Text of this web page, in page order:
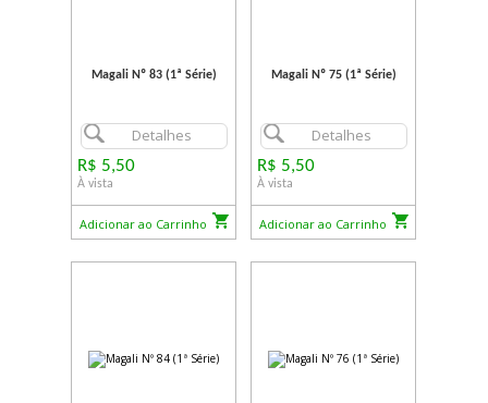
Magali Nº 83 (1ª Série)
Detalhes
R$ 5,50
À vista
Adicionar ao Carrinho
Magali Nº 75 (1ª Série)
Detalhes
R$ 5,50
À vista
Adicionar ao Carrinho